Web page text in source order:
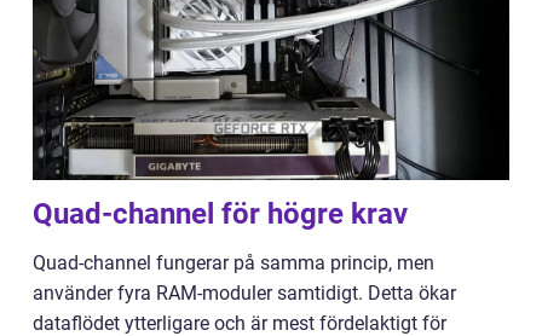
Quad-channel för högre krav
Quad-channel fungerar på samma princip, men
använder fyra RAM-moduler samtidigt. Detta ökar
dataflödet ytterligare och är mest fördelaktigt för